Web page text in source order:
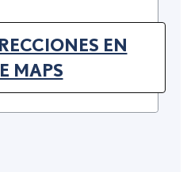
EN
MAPS
(OPENS IN NEW TAB)